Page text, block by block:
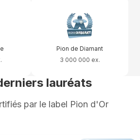
Pion de Diamant
3 000 000 ex.
lauréats
par le label Pion d'Or